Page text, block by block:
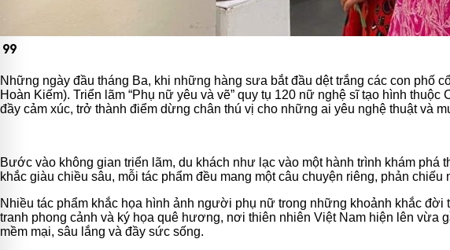
format_quote
Những ngày đầu tháng Ba, khi những hàng sưa bắt đầu dệt trắng các con phố
Hoàn Kiếm). Triển lãm “Phụ nữ yêu và vẽ” quy tụ 120 nữ nghệ sĩ tạo hình
đầy cảm xúc, trở thành điểm dừng chân thú vị cho những ai yêu nghệ thuật và
Bước vào không gian triển lãm, du khách như lạc vào một hành trình khám
khắc giàu chiều sâu, mỗi tác phẩm đều mang một câu chuyện riêng, phản
Nhiều tác phẩm khắc họa hình ảnh người phụ nữ trong những khoảnh khắc
tranh phong cảnh và ký họa quê hương, nơi thiên nhiên Việt Nam hiện lên
mềm mại, sâu lắng và đầy sức sống.